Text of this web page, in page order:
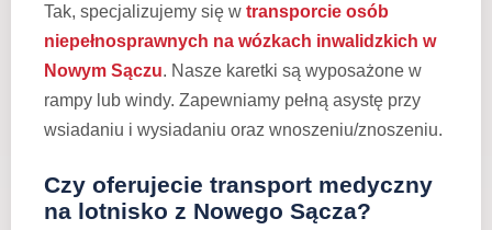
Tak, specjalizujemy się w transporcie osób
niepełnosprawnych na wózkach inwalidzkich w
Nowym Sączu. Nasze karetki są wyposażone w
rampy lub windy. Zapewniamy pełną asystę przy
wsiadaniu i wysiadaniu oraz wnoszeniu/znoszeniu.
Czy oferujecie transport medyczny
na lotnisko z Nowego Sącza?